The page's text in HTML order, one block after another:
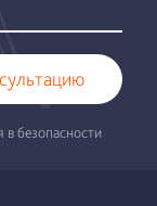
в безопасности